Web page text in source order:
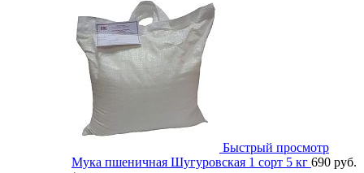
Быстрый просмотр
Мука пшеничная Шугуровская 1 сорт 5 кг 690 руб.